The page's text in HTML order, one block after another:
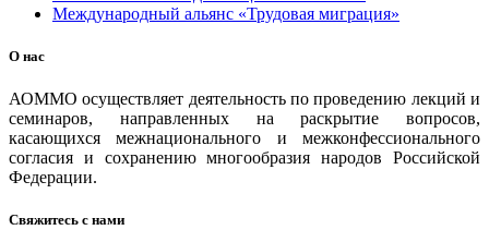
Международный альянс «Трудовая миграция»
О нас
АОММО осуществляет деятельность по проведению лекций и
семинаров, направленных на раскрытие вопросов,
касающихся межнационального и межконфессионального
согласия и сохранению многообразия народов Российской
Федерации.
Свяжитесь с нами